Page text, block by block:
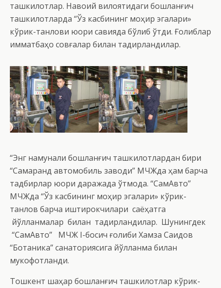
ташкилотлар. Навоий вилоятидаги бошланғич
ташкилотларда “Ўз касбининг моҳир эгалари»
кўрик-танлови юқори савияда бўлиб ўтди. Ғолиблар
қимматбаҳо совғалар билан тақдирландилар.
“Энг намунали бошланғич ташкилотлардан бири
“Самарқанд автомобиль заводи” МЧЖда ҳам барча
тадбирлар юқори даражада ўтмоқда. “СамАвто”
МЧЖда “Ўз касбининг моҳир эгалари» кўрик-
танлов барча иштирокчилари саёҳатга
йўлланмалар билан тақдирландилар. Шунингдек
“СамАвто” МЧЖ I-босқич ғолиби Хамза Саидов
“Ботаника” санаториясига йўлланма билан
мукофотланди.
Тошкент шаҳар бошланғич ташкилотлар кўрик-